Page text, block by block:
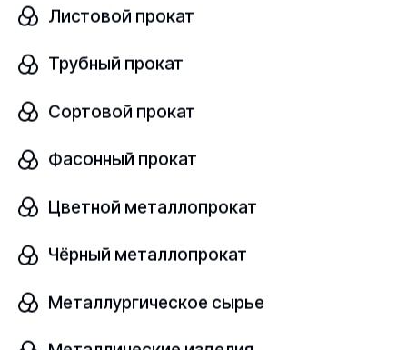
Листовой прокат
Трубный прокат
Сортовой прокат
Фасонный прокат
Цветной металлопрокат
Чёрный металлопрокат
Металлургическое сырье
Круг стальной конструкционный